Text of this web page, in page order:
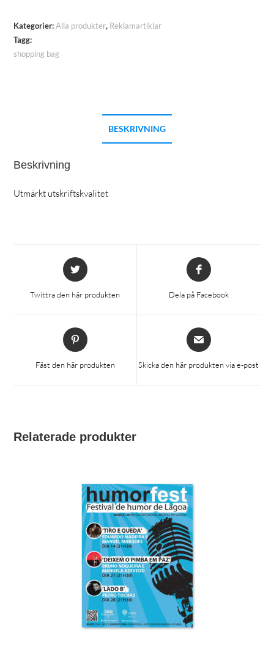
Kategorier:Alla produkter, Reklamartiklar
Tagg:
shopping bag
BESKRIVNING
Beskrivning
Utmärkt utskriftskvalitet
Öppnas
i
Twittra den här produkten
Öppnas
i
nytt
Dela på Facebook
Öppnas
i
Fäst den här produkten
Öppnas
i
nytt
Skicka den här produkten via e-post
Relaterade produkter